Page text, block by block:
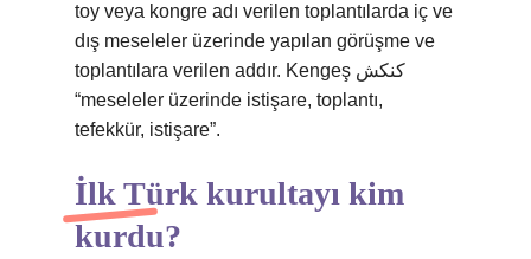
toy veya kongre adı verilen toplantılarda iç ve
dış meseleler üzerinde yapılan görüşme ve
toplantılara verilen addır. Kengeş كنكش
“meseleler üzerinde istişare, toplantı,
tefekkür, istişare”.
İlk Türk kurultayı kim
kurdu?